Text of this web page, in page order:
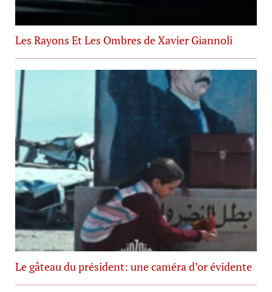
Les Rayons Et Les Ombres de Xavier Giannoli
Le gâteau du président: une caméra d’or évidente